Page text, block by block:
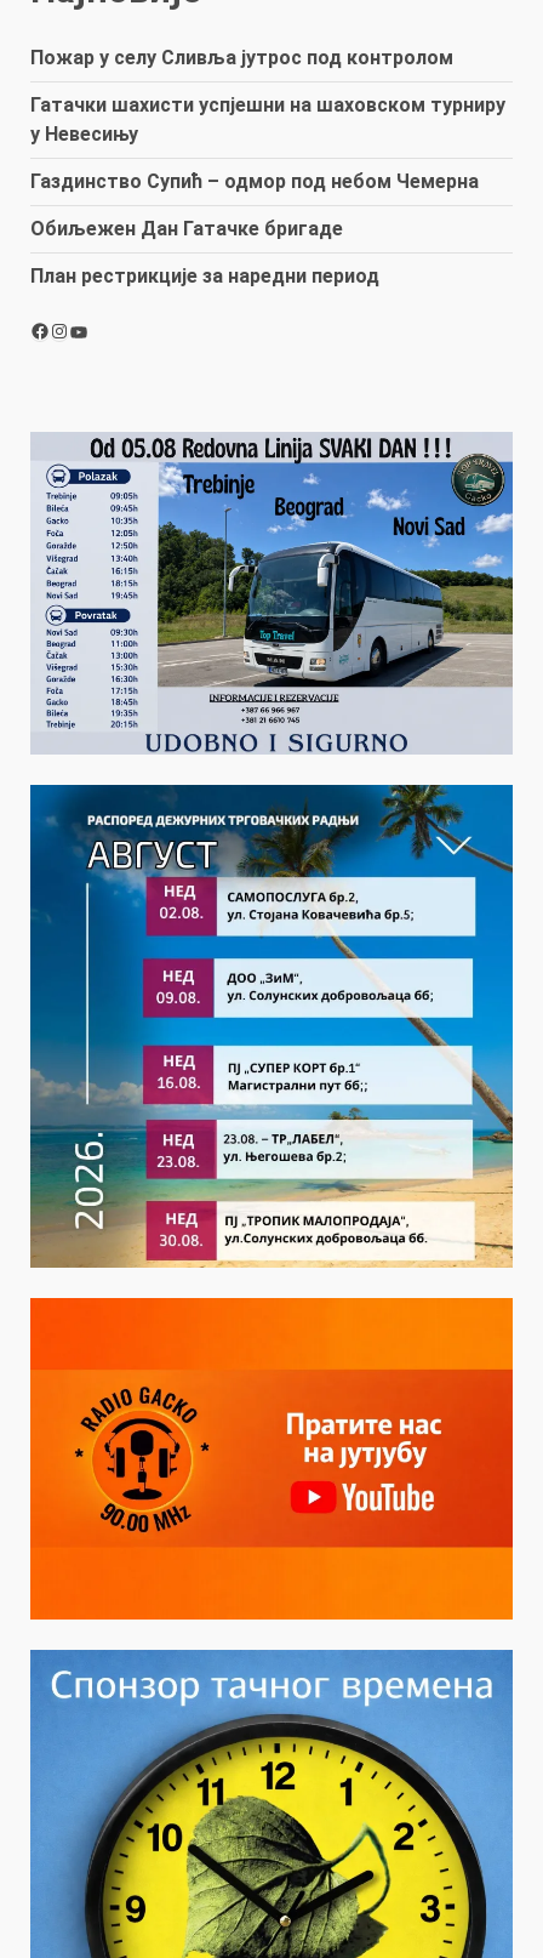
Пожар у селу Сливља јутрос под контролом
Гатачки шахисти успјешни на шаховском турниру
у Невесињу
Газдинство Супић – одмор под небом Чемерна
Обиљежен Дан Гатачке бригаде
План рестрикције за наредни период
Facebook
Instagram
YouTube